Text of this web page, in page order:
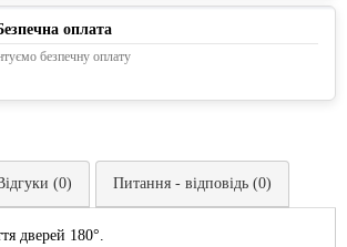
оплата
безпечну оплату
(0) Питання - відповідь (0)
дверей 180°.